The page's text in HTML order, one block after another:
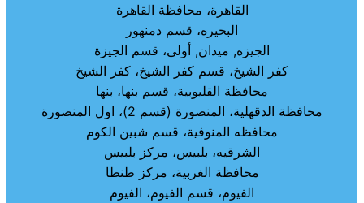
القاهرة، محافظة القاهرة
البحيره، قسم دمنهور
الجيزه, ميدان, أولى، قسم الجيزة
كفر الشيخ، قسم كفر الشيخ، كفر الشيخ
محافظة القليوبية، قسم بنها، بنها
محافظة الدقهلية، المنصورة (قسم 2)، اول المنصورة
محافظه المنوفية، قسم شبين الكوم
الشرقيه، بلبيس، مركز بلبيس
محافظة الغربية، مركز طنطا
الفيوم، قسم الفيوم، الفيوم